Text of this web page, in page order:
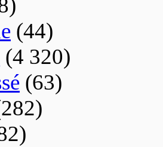
(44)
(4 320)
(63)